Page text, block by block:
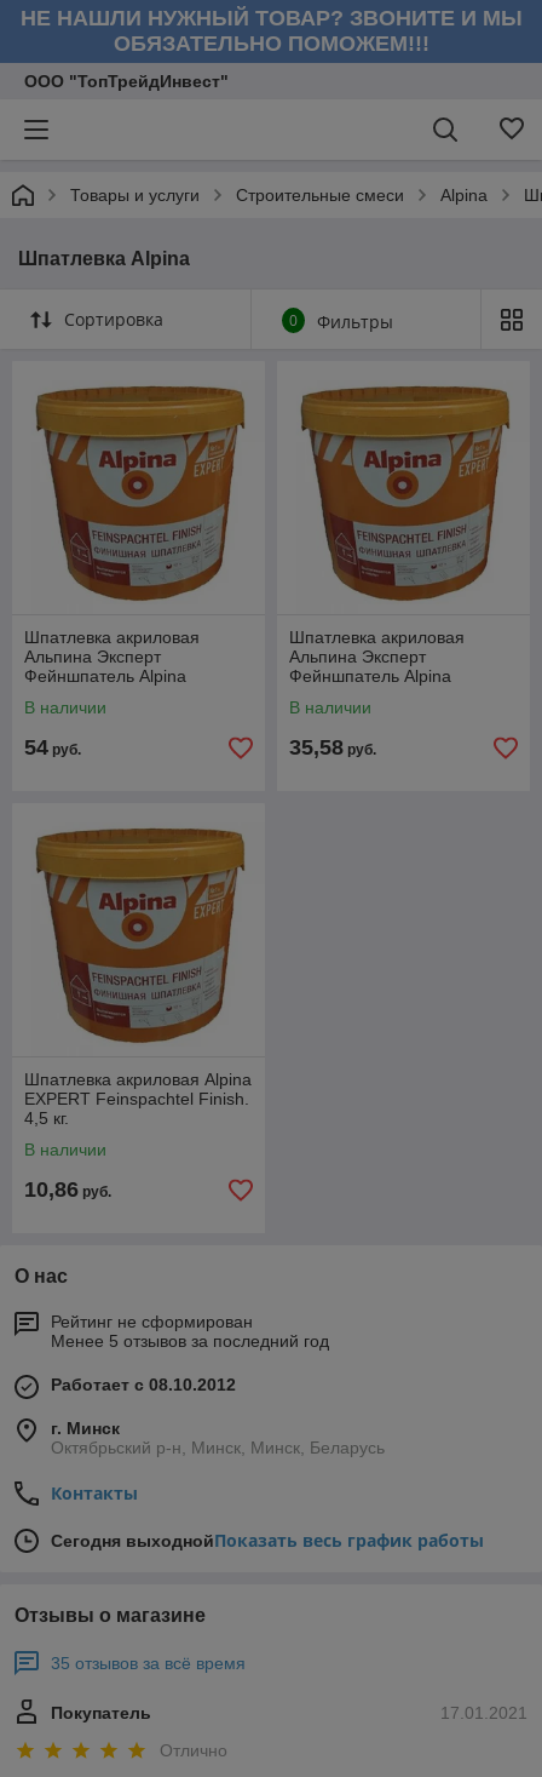
НЕ НАШЛИ НУЖНЫЙ ТОВАР? ЗВОНИТЕ И МЫ
ОБЯЗАТЕЛЬНО ПОМОЖЕМ!!!
ООО "ТопТрейдИнвест"
Товары и услуги Строительные смеси Alpina
Шпатлевка Alpina
Сортировка 0 Фильтры
Шпатлевка акриловая
Альпина Эксперт
Фейншпатель Alpina
25 кг.
В наличии
54 руб.
Шпатлевка акриловая
Альпина Эксперт
Фейншпатель Alpina
15 кг.
В наличии
35,58 руб.
Шпатлевка акриловая Alpina
EXPERT Feinspachtel Finish.
4,5 кг.
В наличии
10,86 руб.
О нас
Рейтинг не сформирован
Менее 5 отзывов за последний год
Работает с 08.10.2012
г. Минск
Октябрьский р-н, Минск, Минск, Беларусь
Контакты
Сегодня выходнойПоказать весь график работы
Отзывы о магазине
35 отзывов за всё время
17.01.2021
Покупатель
Отлично